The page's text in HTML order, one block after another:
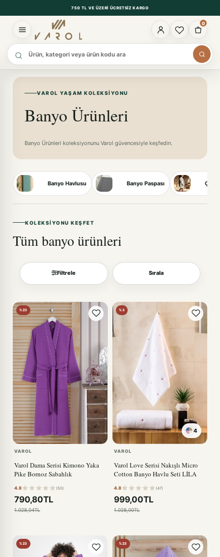
750 TL VE ÜZERI ÜCRETSIZ KARGO
0
Ürün ara
VAROL YAŞAM KOLEKSIYONU
Banyo Ürünleri
Banyo Ürünleri koleksiyonunu Varol güvencesiyle keşfedin.
Banyo Havlusu Banyo Paspası
KOLEKSIYONU KEŞFET
Tüm banyo ürünleri
Filtrele Sırala
Sırala
%23
VAROL
Varol Dama Serisi Kimono Yaka
Pike Bornoz Sabahlık
4.8 (50)
790,80TL
1.028,04TL
%3
4
VAROL
Varol Love Serisi Nakışlı Micro
Cotton Banyo Havlu Seti LİLA
4.8 (47)
999,00TL
1.028,00TL
%23 %23